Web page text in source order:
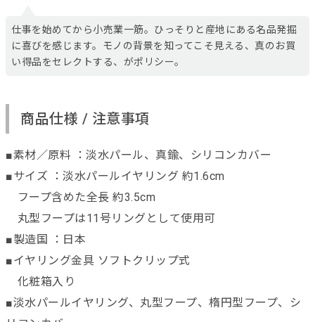
仕事を始めてから小売業一筋。ひっそりと産地にある名品発掘
に喜びを感じます。モノの背景を知ってこそ見える、真のお買
い得品をセレクトする、がポリシー。
商品仕様 / 注意事項
■素材／原料 ：淡水パール、真鍮、シリコンカバー
■サイズ ：淡水パールイヤリング 約1.6cm
フープ含めた全長 約3.5cm
丸型フープは11号リングとして使用可
■製造国 ：日本
■イヤリング金具 ソフトクリップ式
化粧箱入り
■淡水パールイヤリング、丸型フープ、楕円型フープ、シ